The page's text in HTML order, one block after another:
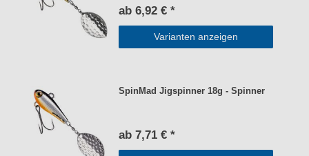
ab 6,92 € *
Varianten anzeigen
SpinMad Jigspinner 18g - Spinner
ab 7,71 € *